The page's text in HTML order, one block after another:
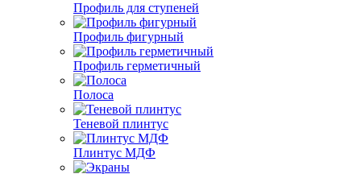
Профиль для ступеней
Профиль фигурный
Профиль герметичный
Полоса
Теневой плинтус
Плинтус МДФ